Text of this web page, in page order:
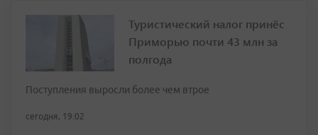
Туристический налог принёс
Приморью почти 43 млн за
полгода
Поступления выросли более чем втрое
сегодня, 19:02